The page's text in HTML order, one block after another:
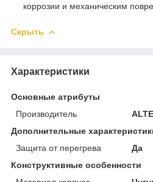
коррозии и механическим
Скрыть
Характеристики
Основные атрибуты
Производитель
Дополнительные
Защита от перегрева
Да
Конструктивные особенности